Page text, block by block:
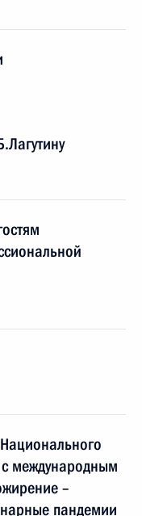
с международным
–
пандемии